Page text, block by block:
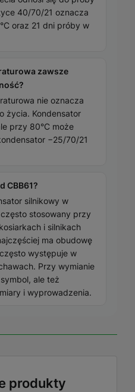
40/70/21 oznacza
oraz 21 dni próby w
zawsze
nie oznacza
życia. Kondensator
przy 80°C może
−25/70/21
CBB61?
silnikowy w
stosowany przy
i silnikach
ma obudowę
występuje w
Przy wymianie
ale też
i wyprowadzenia.
produkty